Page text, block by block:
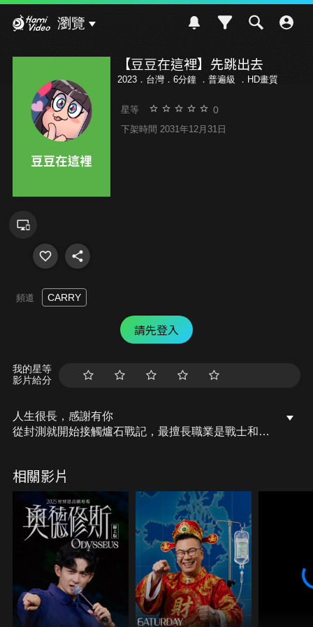
瀏覽
【豆豆在這裡】先跳出去
2023．台灣．6分鐘 ． 普遍級 ．HD畫質
星等 0
下架時間 2031年12月31日
頻道 CARRY
請先登入
我的星等
影片給分
人生很長，感謝有你
從封測就開始接觸爐石戰記，最擅長職業是戰士和牧
醒吧， 趁此良機，莫再猶豫，恭請蛇界至尊雙飛寶
典！ OSkomodo 還不一起加入蛇教跟著教主一起前
進!
相關影片